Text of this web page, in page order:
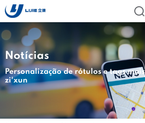
Notícias
Personalização de rótulos e tags
zi'xun